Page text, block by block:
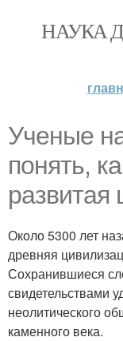
НАУКА
Ученые
понять,
развитая
Около 5300 лет
древняя
Сохранившиеся
свидетельствами
неолитического
каменного века.